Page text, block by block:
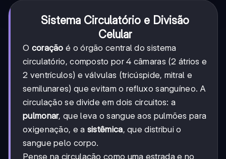
Sistema Circulatório e Divisão
Celular
O coração é o órgão central do sistema
circulatório, composto por 4 câmaras (2 átrios e
2 ventrículos) e válvulas (tricúspide, mitral e
semilunares) que evitam o refluxo sanguíneo. A
circulação se divide em dois circuitos: a
pulmonar, que leva o sangue aos pulmões para
oxigenação, e a sistêmica, que distribui o
sangue pelo corpo.
Pense na circulação como uma estrada e no